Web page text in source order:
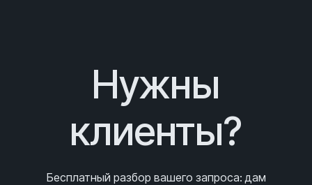
Нужны
клиенты?
Бесплатный разбор вашего запроса: дам